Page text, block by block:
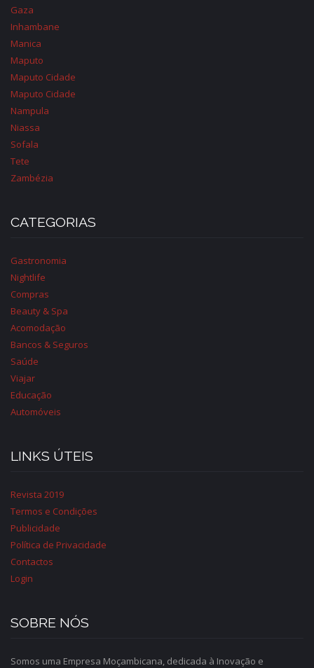
Gaza
Inhambane
Manica
Maputo
Maputo Cidade
Maputo Cidade
Nampula
Niassa
Sofala
Tete
Zambézia
CATEGORIAS
Gastronomia
Nightlife
Compras
Beauty & Spa
Acomodação
Bancos & Seguros
Saúde
Viajar
Educação
Automóveis
LINKS ÚTEIS
Revista 2019
Termos e Condições
Publicidade
Política de Privacidade
Contactos
Login
SOBRE NÓS
Somos uma Empresa Moçambicana, dedicada à Inovação e